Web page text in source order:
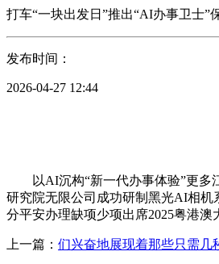
打车“一块出发日”推出“AI办事卫士”
发布时间：
2026-04-27 12:44
以AI沉构“新一代办事体验”更多
研究院无限公司成功研制黑光AI相
分平安办理缺项少项出席2025粤港澳
上一篇： 们兴奋地展现着那些只需几